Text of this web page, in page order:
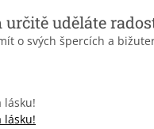
uděláte
o svých špercích a